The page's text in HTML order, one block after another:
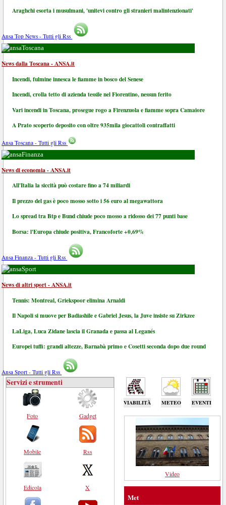
Araghchi esorta i musulmani, 'unitevi contro gli stranieri malintenzionati'
Ansa Top News - Tutti gli Rss
Toscana
News dalla Toscana - ANSA.it
Incendi, fulmine innesca le fiamme in bosco del Senese
Incendi, crolla tetto di azienda tessile nel Fiorentino, nessun ferito
Vari incendi in Toscana, prosegue rogo a Firenzuola e fiamme sopra Camaiore
A Prato scoperto deposito con oltre 935mila giocattoli contraffatti
Ansa Toscana - Tutti gli Rss
Finanza
News di economia - ANSA.it
All'Italia la siccità può costare fino a 74 miliardi
Il prezzo del gas è poco mosso sotto i 56 euro al megawattora
Lo spread tra Btp e Bund chiude poco mosso a ridosso dei 77 punti base
Borsa: l'Europa chiude positiva, Francoforte +0,69%
Ansa Finanza - Tutti gli Rss
Sport
News di altri sport - ANSA.it
Tennis: Montreal, Griekspoor elimina Arnaldi
Il Napoli si muove per Badiashile e Gabriel Jesus, la Juve insiste su Zirkzee
LaLiga, Luca Zidane lascia il Granada e passa al Leganés
Europei tuffi: grandi altezze, Barnabà primo e Cosetti seconda dopo due round
Ansa Sport - Tutti gli Rss
VIABILITÀ METEO EVENTI
Servizi e strumenti
Foto
Mobile
Edicola
Gadget
Rss
X
Video
Met